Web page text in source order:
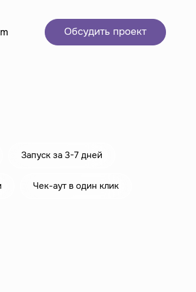
Обсудить проект
Запуск за 3-7 дней
Чек-аут в один клик